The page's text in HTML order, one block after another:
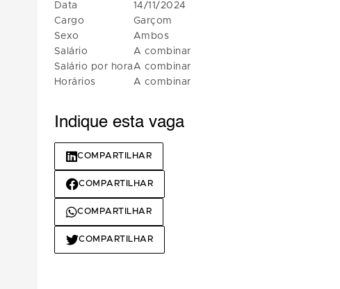
Data
Cargo
Sexo
Salário
Salário por hora
Horários
14/11/2024
Garçom
Ambos
A combinar
A combinar
A combinar
Indique esta vaga
COMPARTILHAR
COMPARTILHAR
COMPARTILHAR
COMPARTILHAR